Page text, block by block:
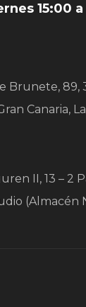
15:00 a
Brunete, 89,
Canaria,
II, 13 – 2
(Almacén